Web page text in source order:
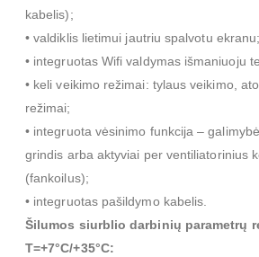
kabelis);
• valdiklis lietimui jautriu spalvotu ekranu;
• integruotas Wifi valdymas išmaniuoju
• keli veikimo režimai: tylaus veikimo,
režimai;
• integruota vėsinimo funkcija –
grindis arba aktyviai per ventiliatorinius
(fankoilus);
• integruotas pašildymo kabelis.
Šilumos siurblio darbinių parametrų
T=+7°C/+35°C: